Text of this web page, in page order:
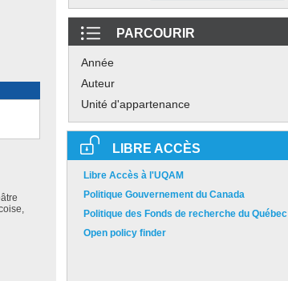
PARCOURIR
Année
Auteur
Unité d'appartenance
LIBRE ACCÈS
Libre Accès à l'UQAM
Politique Gouvernement du Canada
Politique des Fonds de recherche du Québec
Open policy finder